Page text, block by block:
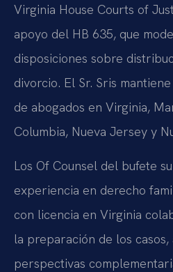
Virginia House Courts of
apoyo del HB 635, que
disposiciones sobre
divorcio. El Sr. Sris
de abogados en Virginia,
Columbia, Nueva Jersey y
Los Of Counsel del bufete
experiencia en derecho
con licencia en Virginia
la preparación de los
perspectivas